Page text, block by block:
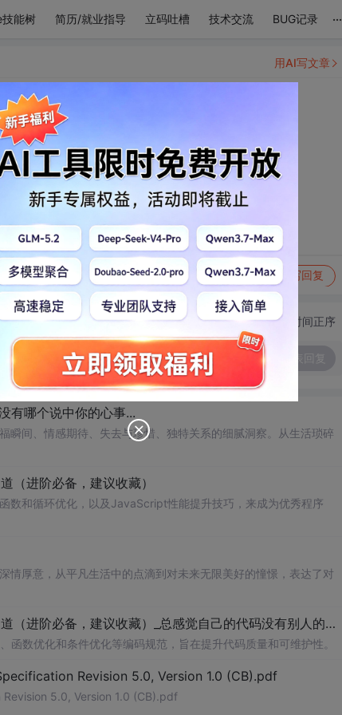
能树 简历/就业指导 立码吐槽 技术交流 BUG记录 ...
回礼
转发到动态 举报 写回复
用AI写文章
切换为时间正序
有哪个说中你的心事...
间、情感期待、失去与珍惜、独特关系的细腻洞察。从生活琐碎
（进阶必备，建议收藏）
数和循环优化，以及JavaScript性能提升技巧，来成为优秀程序
厚意，从平凡生活中的点滴到对未来无限美好的憧憬，表达了对
如何让你的代码变得更优雅？这些代码规范和技巧必须知道（进阶必备，建议收藏）_总感觉自己的代码没有别人的优雅
数优化和条件优化等编码规范，旨在提升代码质量和可维护性。
Revision 5.0, Version 1.0 (CB).pdf
5.0, Version 1.0 (CB).pdf